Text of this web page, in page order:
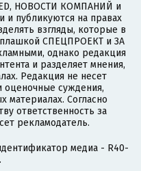
НОВОСТИ КОМПАНИЙ и
публикуются на правах
взгляды, которые в
плашкой СПЕЦПРОЕКТ и ЗА
однако редакция
и разделяет мнения,
Редакция не несет
оценочные суждения,
материалах. Согласно
ответственность за
рекламодатель.
медиа - R40-